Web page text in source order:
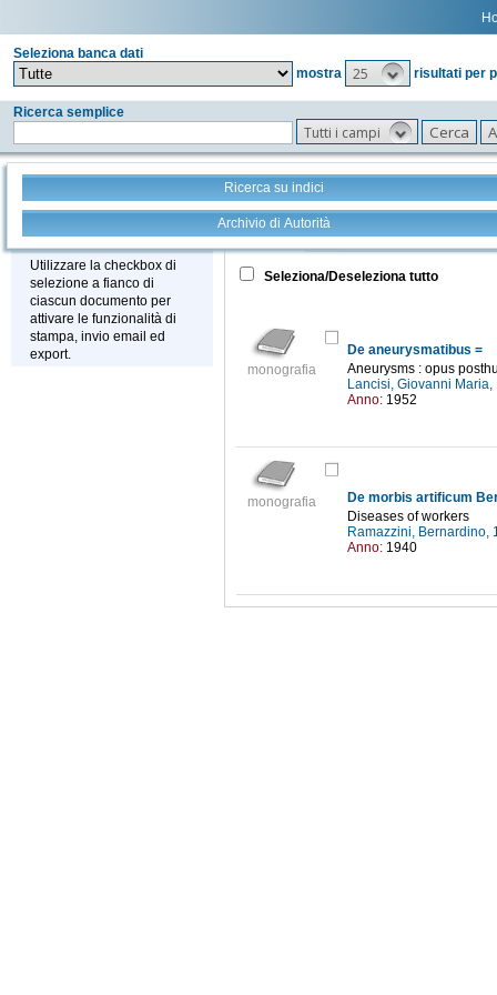
Seleziona banca dati
mostra
25 risultati per
Ricerca semplice
Tutti i campi
Ricerca su indici
Archivio di Autorità
Stampa - Email - Export
Utilizzare la checkbox di
selezione a fianco di
ciascun documento per
attivare le funzionalità di
stampa, invio email ed
export.
Tutto +
Seleziona/Deseleziona tutto
monografia
De aneurysmatibus =
Aneurysms : opus
Lancisi, Giovanni
Anno: 1952
monografia
De morbis artificum
Diseases of workers
Ramazzini, Bernardino,
Anno: 1940